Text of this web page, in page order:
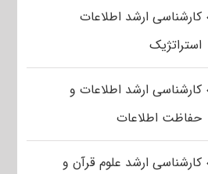
کارشناسی ارشد اطلاعات
استراتژیک
کارشناسی ارشد اطلاعات و
حفاظت اطلاعات
کارشناسی ارشد علوم قرآن و